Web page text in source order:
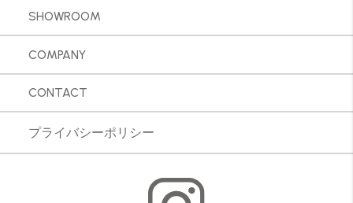
SHOWROOM
COMPANY
CONTACT
プライバシーポリシー